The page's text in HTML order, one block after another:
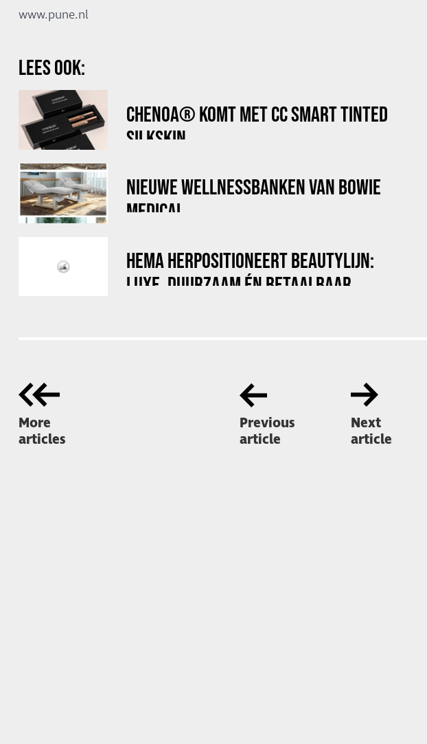
www.pune.nl
LEES OOK:
CHENOA® KOMT MET CC SMART TINTED
SILKSKIN
NIEUWE WELLNESSBANKEN VAN BOWIE
MEDICAL
HEMA HERPOSITIONEERT BEAUTYLIJN:
LUXE, DUURZAAM ÉN BETAALBAAR
More
articles
Previous
article
Next
article